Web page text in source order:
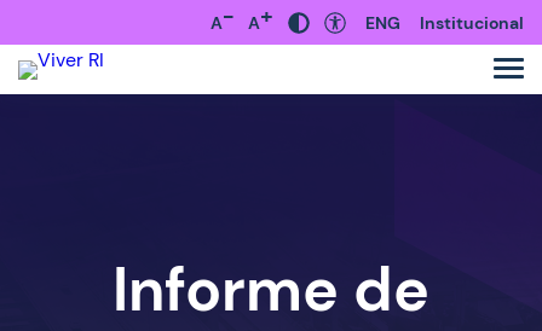
A- A+ ENG Institucional
Informe de